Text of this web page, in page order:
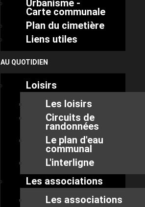
Urbanisme -
Carte communale
Plan du cimetière
Liens utiles
AU QUOTIDIEN
Loisirs
Les loisirs
Circuits de
randonnées
Le plan d'eau
communal
L'interligne
Les associations
Les associations